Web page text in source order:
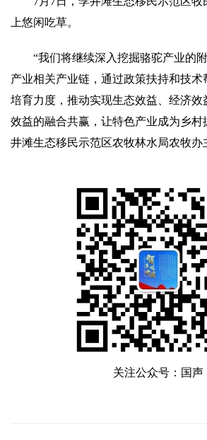
上悠闲吃草。
“我们将继续深入挖掘骆驼产业的
产业相关产业链，通过政策扶持和技术
培育力度，推动实现生态效益、经济效
效益的融合共赢，让特色产业成为乡村
井滩生态移民示范区农牧林水局农牧办
关注公众号：国声